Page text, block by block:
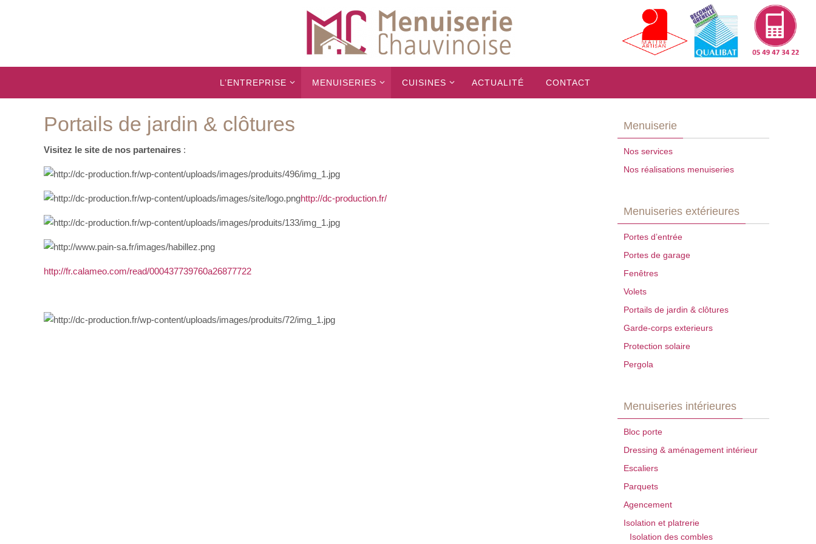
L’ENTREPRISE MENUISERIES CUISINES ACTUALITÉ CONTACT
Portails de jardin & clôtures
Visitez le site de nos partenaires :
http://dc-production.fr/
http://fr.calameo.com/read/000437739760a26877722
Menuiserie
Nos services
Nos réalisations menuiseries
Menuiseries extérieures
Portes d’entrée
Portes de garage
Fenêtres
Volets
Portails de jardin & clôtures
Garde-corps exterieurs
Protection solaire
Pergola
Menuiseries intérieures
Bloc porte
Dressing & aménagement intérieur
Escaliers
Parquets
Agencement
Isolation et platrerie
Isolation des combles